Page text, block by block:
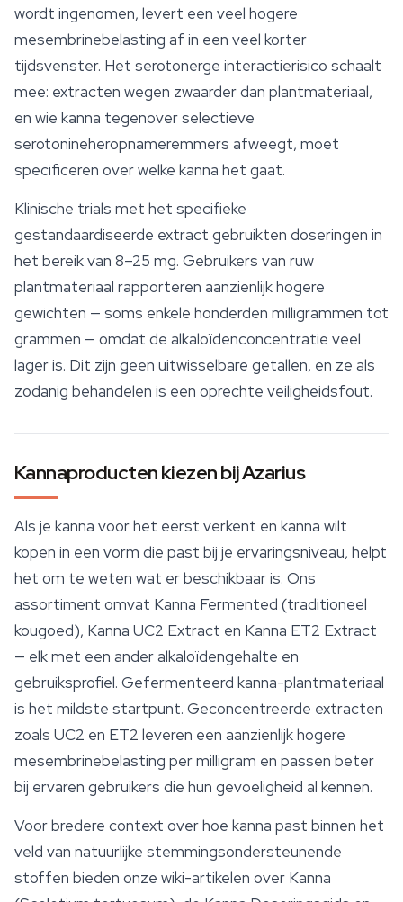
wordt ingenomen, levert een veel hogere
mesembrinebelasting af in een veel korter
tijdsvenster. Het serotonerge interactierisico schaalt
mee: extracten wegen zwaarder dan plantmateriaal,
en wie kanna tegenover selectieve
serotonineheropnameremmers afweegt, moet
specificeren over welke kanna het gaat.
Klinische trials met het specifieke
gestandaardiseerde extract gebruikten doseringen in
het bereik van 8–25 mg. Gebruikers van ruw
plantmateriaal rapporteren aanzienlijk hogere
gewichten — soms enkele honderden milligrammen tot
grammen — omdat de alkaloïdenconcentratie veel
lager is. Dit zijn geen uitwisselbare getallen, en ze als
zodanig behandelen is een oprechte veiligheidsfout.
Kannaproducten kiezen bij Azarius
Als je kanna voor het eerst verkent en kanna wilt
kopen in een vorm die past bij je ervaringsniveau, helpt
het om te weten wat er beschikbaar is. Ons
assortiment omvat Kanna Fermented (traditioneel
kougoed), Kanna UC2 Extract en Kanna ET2 Extract
— elk met een ander alkaloïdengehalte en
gebruiksprofiel. Gefermenteerd kanna-plantmateriaal
is het mildste startpunt. Geconcentreerde extracten
zoals UC2 en ET2 leveren een aanzienlijk hogere
mesembrinebelasting per milligram en passen beter
bij ervaren gebruikers die hun gevoeligheid al kennen.
Voor bredere context over hoe kanna past binnen het
veld van natuurlijke stemmingsondersteunende
stoffen bieden onze wiki-artikelen over Kanna